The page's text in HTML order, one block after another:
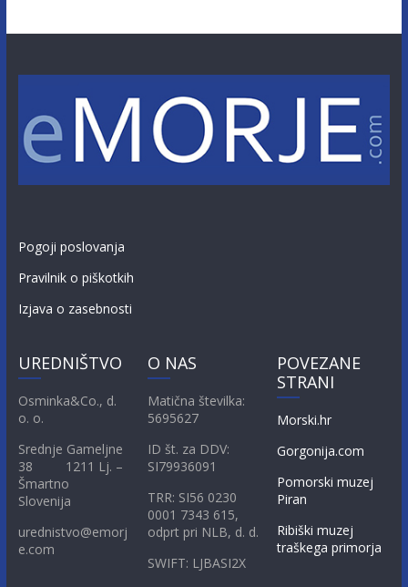
Pogoji poslovanja
Pravilnik o piškotkih
Izjava o zasebnosti
UREDNIŠTVO
Osminka&Co., d.
o. o.
Srednje Gameljne
38 1211 Lj. –
Šmartno
Slovenija
urednistvo@emorj
e.com
O NAS
Matična številka:
5695627
ID št. za DDV:
SI79936091
TRR: SI56 0230
0001 7343 615,
odprt pri NLB, d. d.
SWIFT: LJBASI2X
POVEZANE
STRANI
Morski.hr
Gorgonija.com
Pomorski muzej
Piran
Ribiški muzej
traškega primorja